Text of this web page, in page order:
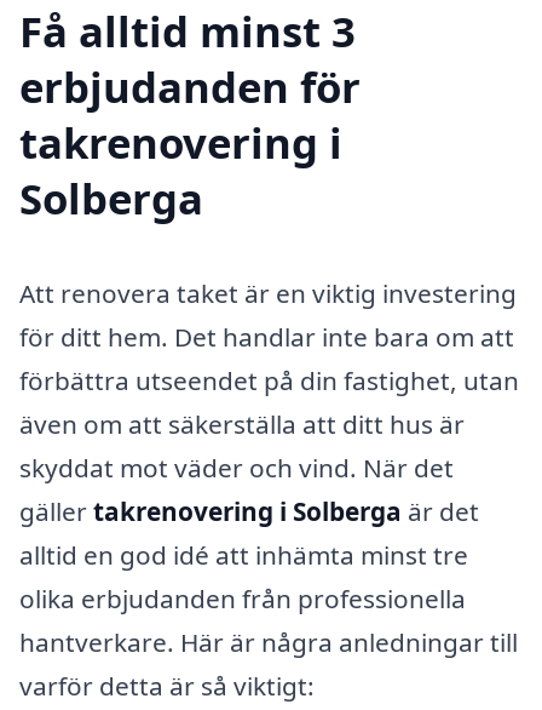
Få alltid minst 3
erbjudanden för
takrenovering i
Solberga
Att renovera taket är en viktig investering
för ditt hem. Det handlar inte bara om att
förbättra utseendet på din fastighet, utan
även om att säkerställa att ditt hus är
skyddat mot väder och vind. När det
gällertakrenovering i Solberga är det
alltid en god idé att inhämta minst tre
olika erbjudanden från professionella
hantverkare. Här är några anledningar till
varför detta är så viktigt: